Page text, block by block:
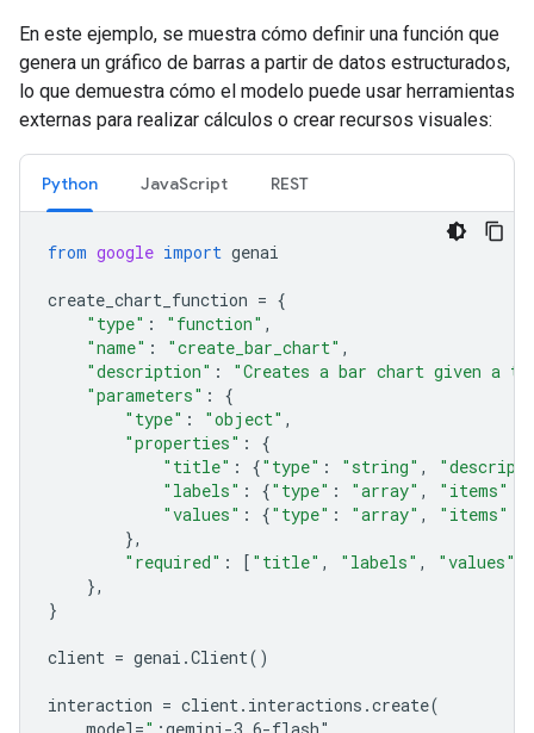
En este ejemplo, se muestra cómo definir una función que
genera un gráfico de barras a partir de datos estructurados,
lo que demuestra cómo el modelo puede usar herramientas
externas para realizar cálculos o crear recursos visuales:
Python JavaScript REST
from google import genai
create_chart_function = {
"type" : "function" ,
"name" : "create_bar_chart" ,
"description" :
"Creates a bar chart given a
"parameters" :
{
"type" : "object" ,
"properties" :
{
"title" : {"type" : "string" ,
"labels" : {"type" : "array" , "items"
"values" : {"type" : "array" , "items"
},
"required" : [ "title" , "labels" , "values"
},
}
client = genai .Client()
interaction = client. interactions .create(